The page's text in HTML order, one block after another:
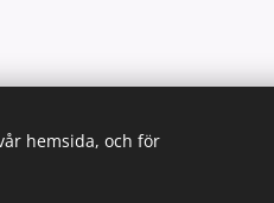
hemsida, och för